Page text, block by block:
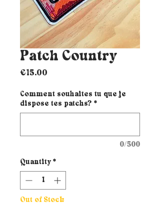
Patch Country
€15.00
Comment souhaites tu que je
dispose tes patchs? *
0/500
Quantity *
Out of Stock